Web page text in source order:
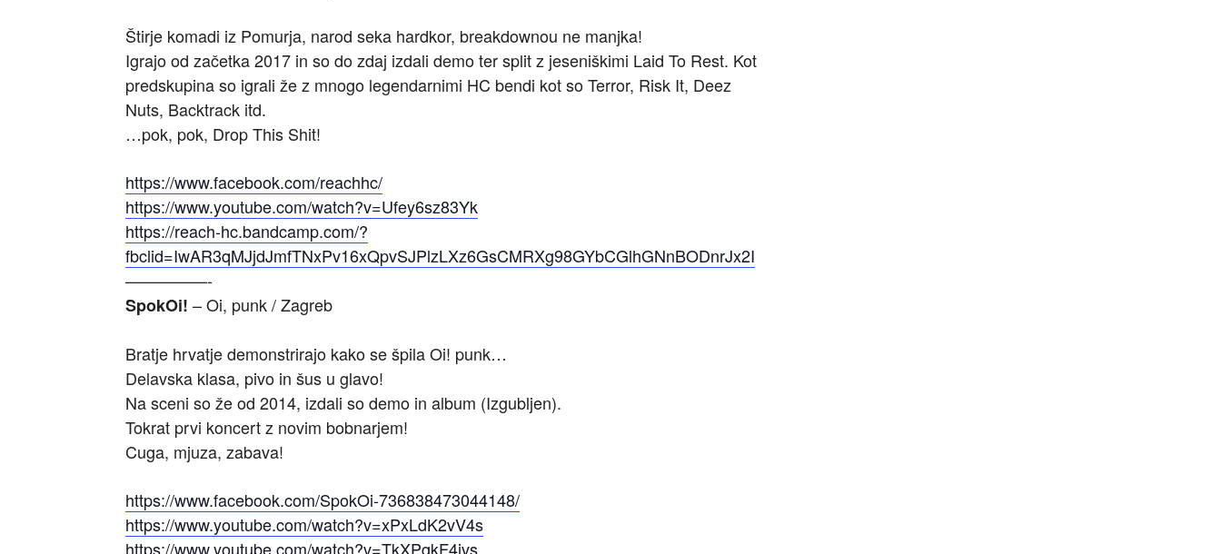
Štirje komadi iz Pomurja, narod seka hardkor, breakdownou ne manjka!
Igrajo od začetka 2017 in so do zdaj izdali demo ter split z jeseniškimi Laid To Rest. Kot
predskupina so igrali že z mnogo legendarnimi HC bendi kot so Terror, Risk It, Deez
Nuts, Backtrack itd.
…pok, pok, Drop This Shit!
https://www.facebook.com/reachhc/
https://www.youtube.com/watch?v=Ufey6sz83Yk
https://reach-hc.bandcamp.com/?
fbclid=IwAR3qMJjdJmfTNxPv16xQpvSJPlzLXz6GsCMRXg98GYbCGlhGNnBODnrJx2I
—————-
SpokOi! – Oi, punk / Zagreb
Bratje hrvatje demonstrirajo kako se špila Oi! punk…
Delavska klasa, pivo in šus u glavo!
Na sceni so že od 2014, izdali so demo in album (Izgubljen).
Tokrat prvi koncert z novim bobnarjem!
Cuga, mjuza, zabava!
https://www.facebook.com/SpokOi-736838473044148/
https://www.youtube.com/watch?v=xPxLdK2vV4s
https://www.youtube.com/watch?v=TkXPgkF4ivs